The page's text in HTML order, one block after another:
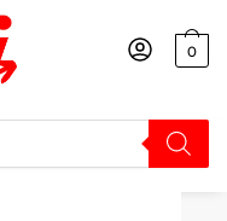
0
Anti Spray Versys650 2015+ Spto620